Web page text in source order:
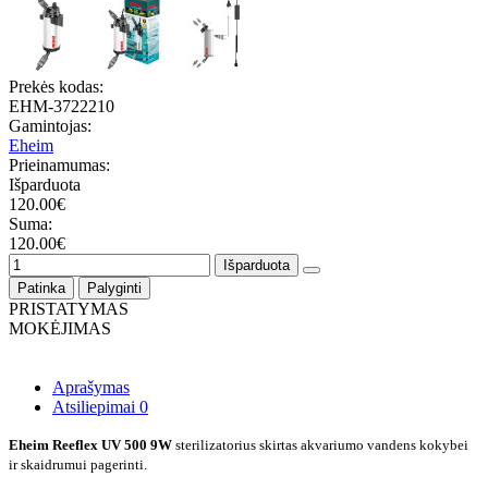
Prekės kodas:
EHM-3722210
Gamintojas:
Eheim
Prieinamumas:
Išparduota
120.00€
Suma:
120.00€
Išparduota
Patinka
Palyginti
PRISTATYMAS
MOKĖJIMAS
Aprašymas
Atsiliepimai 0
Eheim Reeflex UV 500 9W sterilizatorius skirtas akvariumo vandens kokybei
ir skaidrumui pagerinti.